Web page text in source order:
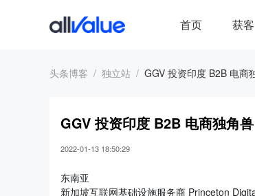
首页 获客
头条博客 独立站 GGV 投资印度 B2B 电商
GGV 投资印度 B2B 电商独角
2022-01-13 18:50:29
东南亚
新加坡互联网基础设施服务商 Princeton